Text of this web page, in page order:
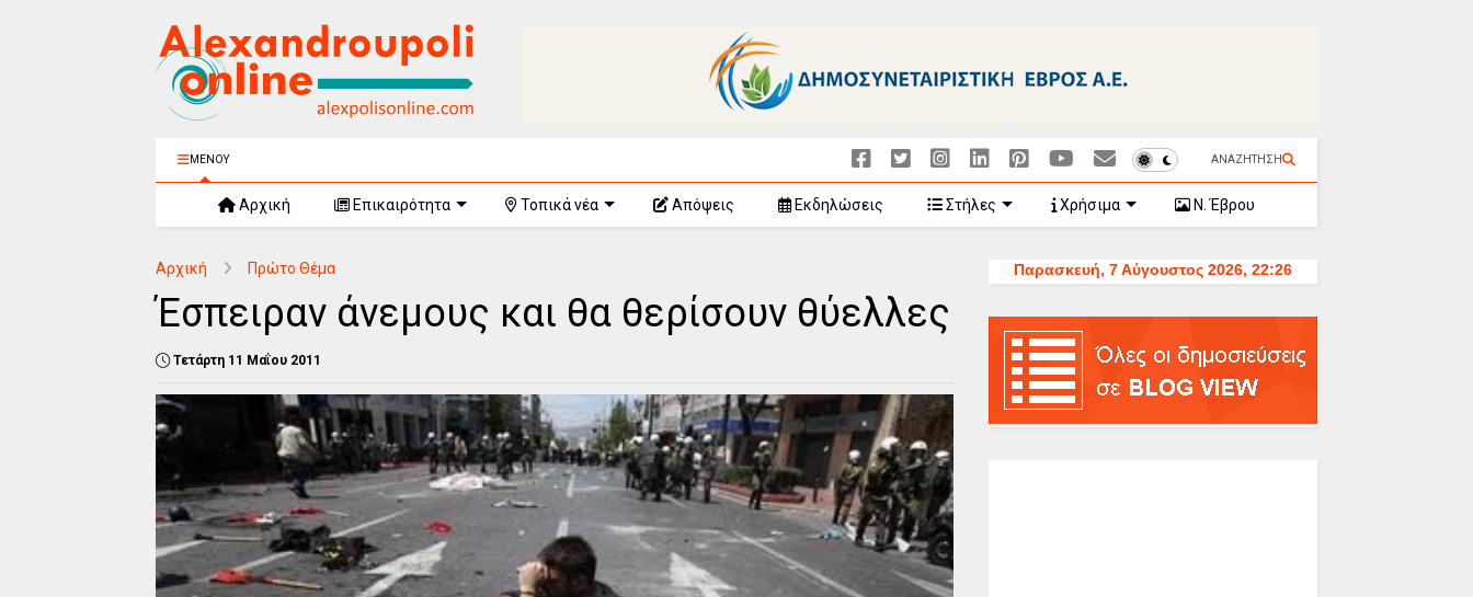
ΜΕΝΟΥ ΑΝΑΖΗΤΗΣΗ
Αρχική Επικαιρότητα Τοπικά νέα Απόψεις Εκδηλώσεις Στήλες Χρήσιμα Ν. Έβρου
Αρχική Πρώτο Θέμα
Έσπειραν άνεμους και θα θερίσουν θύελλες
Τετάρτη 11 Μαΐου 2011